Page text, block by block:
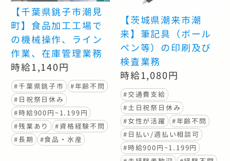
【千葉県銚子市潮見
町】食品加工工場で
の機械操作、ライン
作業、在庫管理業務
時給1,140円
#千葉県銚子市
#年齢不問
#日祝祭日休み
#時給900円~1.199円
#残業あり
#資格経験不問
#長期
#食品・水産
【茨城県潮来市潮
来】筆記具（ボール
ペン等）の印刷及び
検査業務
時給1,080円
#交通費支給
#土日祝祭日休み
#女性が活躍
#年齢不問
#日払い/週払い相談可
#時給900円~1.199円